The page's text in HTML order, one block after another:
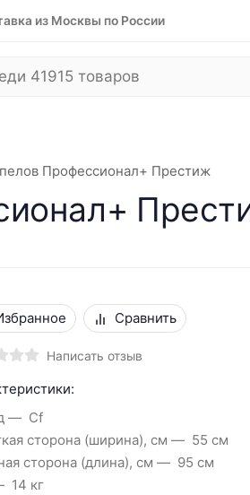
из Москвы по России
Профессионал+ Престиж
Сравнить
Написать отзыв
Cf
сторона (ширина), см
55 см
сторона (длина), см
95 см
14 кг